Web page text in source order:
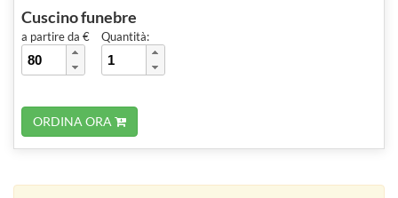
Cuscino funebre
a partire da € Quantità:
ORDINA ORA